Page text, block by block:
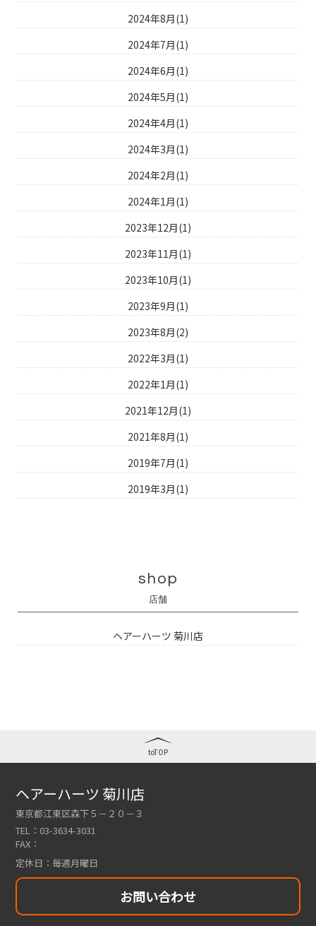
2024年8月(1)
2024年7月(1)
2024年6月(1)
2024年5月(1)
2024年4月(1)
2024年3月(1)
2024年2月(1)
2024年1月(1)
2023年12月(1)
2023年11月(1)
2023年10月(1)
2023年9月(1)
2023年8月(2)
2022年3月(1)
2022年1月(1)
2021年12月(1)
2021年8月(1)
2019年7月(1)
2019年3月(1)
shop
店舗
ヘアーハーツ 菊川店
toTOP
ヘアーハーツ 菊川店
東京都江東区森下５－２０－３
TEL： 03-3634-3031
FAX：
定休日： 毎週月曜日
お問い合わせ